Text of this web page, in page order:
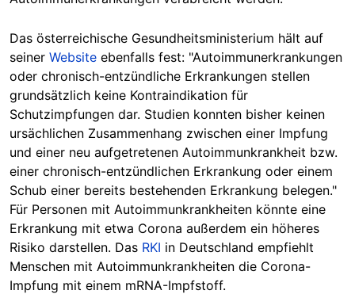
Das österreichische Gesundheitsministerium hält auf
seiner Website ebenfalls fest: "Autoimmunerkrankungen
oder chronisch-entzündliche Erkrankungen stellen
grundsätzlich keine Kontraindikation für
Schutzimpfungen dar. Studien konnten bisher keinen
ursächlichen Zusammenhang zwischen einer Impfung
und einer neu aufgetretenen Autoimmunkrankheit bzw.
einer chronisch-entzündlichen Erkrankung oder einem
Schub einer bereits bestehenden Erkrankung belegen."
Für Personen mit Autoimmunkrankheiten könnte eine
Erkrankung mit etwa Corona außerdem ein höheres
Risiko darstellen. Das RKI in Deutschland empfiehlt
Menschen mit Autoimmunkrankheiten die Corona-
Impfung mit einem mRNA-Impfstoff.